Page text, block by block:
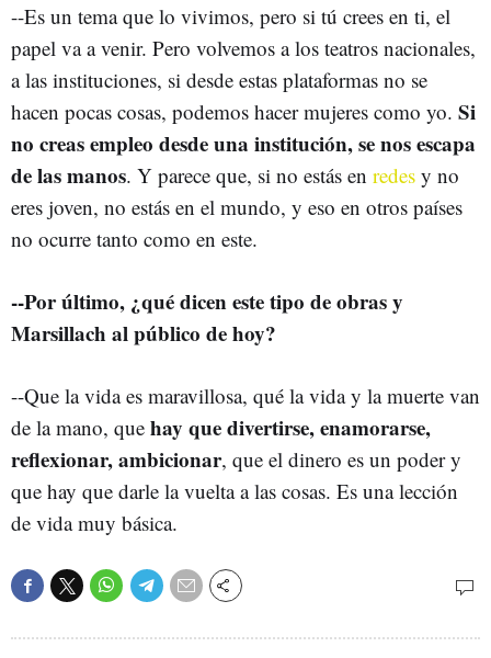
--Es un tema que lo vivimos, pero si tú crees en ti, el
papel va a venir. Pero volvemos a los teatros nacionales,
a las instituciones, si desde estas plataformas no se
hacen pocas cosas, podemos hacer mujeres como yo. Si
no creas empleo desde una institución, se nos escapa
de las manos. Y parece que, si no estás en redes y no
eres joven, no estás en el mundo, y eso en otros países
no ocurre tanto como en este.
--Por último, ¿qué dicen este tipo de obras y
Marsillach al público de hoy?
--Que la vida es maravillosa, qué la vida y la muerte van
de la mano, que hay que divertirse, enamorarse,
reflexionar, ambicionar, que el dinero es un poder y
que hay que darle la vuelta a las cosas. Es una lección
de vida muy básica.